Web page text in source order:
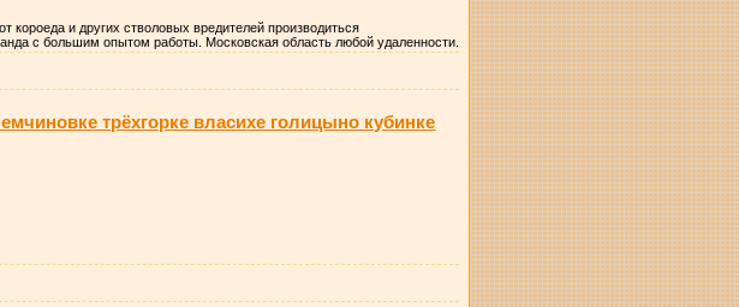
короеда и других стволовых вредителей производиться
с большим опытом работы. Московская область любой удаленности.
трёхгорке власихе голицыно кубинке